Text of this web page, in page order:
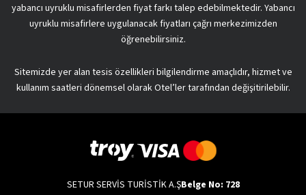
yabancı uyruklu misafirlerden fiyat farkı talep edebilmektedir. Yabancı
uyruklu misafirlere uygulanacak fiyatları çağrı merkezimizden
öğrenebilirsiniz.
Sitemizde yer alan tesis özellikleri bilgilendirme amaçlıdır, hizmet ve
kullanım saatleri dönemsel olarak Otel’ler tarafından değişitirilebilir.
SETUR SERVİS TURİSTİK A.ŞBelge No: 728